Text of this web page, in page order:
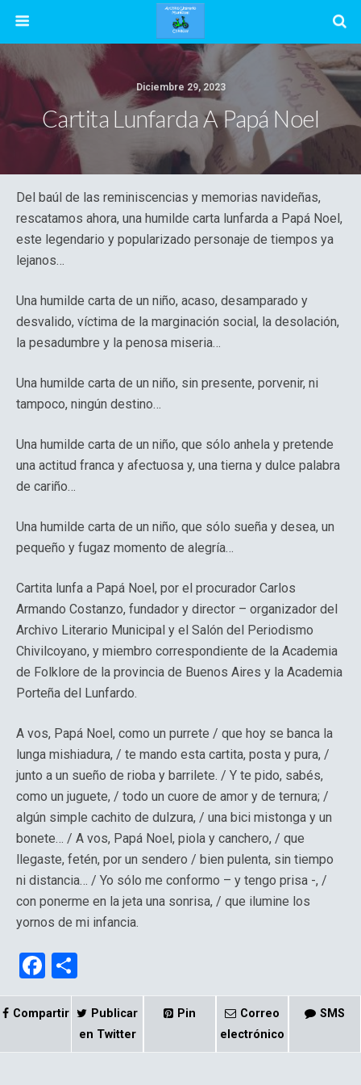
Diciembre 29, 2023
Cartita Lunfarda A Papá Noel
Del baúl de las reminiscencias y memorias navideñas,
rescatamos ahora, una humilde carta lunfarda a Papá Noel,
este legendario y popularizado personaje de tiempos ya
lejanos…
Una humilde carta de un niño, acaso, desamparado y
desvalido, víctima de la marginación social, la desolación,
la pesadumbre y la penosa miseria…
Una humilde carta de un niño, sin presente, porvenir, ni
tampoco, ningún destino…
Una humilde carta de un niño, que sólo anhela y pretende
una actitud franca y afectuosa y, una tierna y dulce palabra
de cariño…
Una humilde carta de un niño, que sólo sueña y desea, un
pequeño y fugaz momento de alegría…
Cartita lunfa a Papá Noel, por el procurador Carlos
Armando Costanzo, fundador y director – organizador del
Archivo Literario Municipal y el Salón del Periodismo
Chivilcoyano, y miembro correspondiente de la Academia
de Folklore de la provincia de Buenos Aires y la Academia
Porteña del Lunfardo.
A vos, Papá Noel, como un purrete / que hoy se banca la
lunga mishiadura, / te mando esta cartita, posta y pura, /
junto a un sueño de rioba y barrilete. / Y te pido, sabés,
como un juguete, / todo un cuore de amor y de ternura; /
algún simple cachito de dulzura, / una bici mistonga y un
bonete… / A vos, Papá Noel, piola y canchero, / que
llegaste, fetén, por un sendero / bien pulenta, sin tiempo
ni distancia… / Yo sólo me conformo – y tengo prisa -, /
con ponerme en la jeta una sonrisa, / que ilumine los
yornos de mi infancia.
F
a
ce
o
m
p
Compartir
Publicar
en Twitter
Pin
Correo
electrónico
SMS